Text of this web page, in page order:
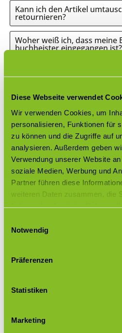
Diese Webseite verwendet
Wir verwenden Cookies, um
personalisieren, Funktionen für
zu können und die Zugriffe auf
analysieren. Außerdem geben
Verwendung unserer Website
soziale Medien, Werbung und
Partner führen diese
weiteren Daten zusammen, die
haben oder die sie im Rahmen
Notwendig
Präferenzen
Statistiken
Marketing
Kann ich den Artikel
retournieren?
Woher weiß ich, dass meine
buchheister eingegangen ist?
einer Bestellung?
Gibt es einen
Kann ich meine Pakete an
oder Postfiliale senden
Kann meine Bestellung nach
noch geändert oder
Wie hoch sind die
Erhalte ich eine
Kann ich eine abweichende
Ich habe Fragen zu einzelnen